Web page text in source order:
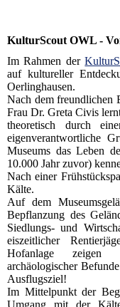
KulturScout OWL -
Im Rahmen der
auf kultureller
Oerlinghausen.
Nach dem freundlichen
Frau Dr. Greta Civis
theoretisch durch
eigenverantwortliche
Museums das Leben
10.000 Jahr zuvor)
Nach einer
Kälte.
Auf dem
Bepflanzung des
Siedlungs- und
eiszeitlicher
Hofanlage zeigen
archäologischer
Ausflugsziel!
Im Mittelpunkt der
Umgang mit der